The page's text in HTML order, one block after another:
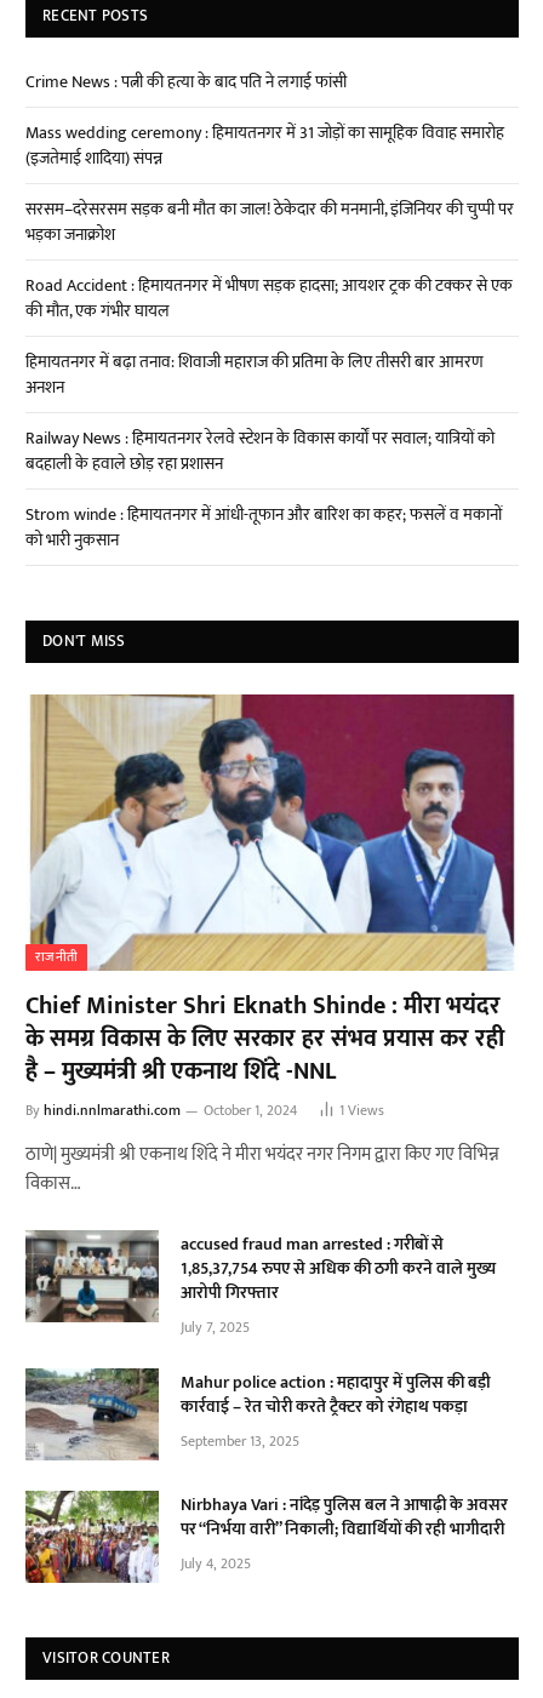
RECENT POSTS
Crime News : पत्नी की हत्या के बाद पति ने लगाई फांसी
Mass wedding ceremony : हिमायतनगर में 31 जोड़ों का सामूहिक विवाह समारोह
(इजतेमाई शादिया) संपन्न
सरसम–दरेसरसम सड़क बनी मौत का जाल! ठेकेदार की मनमानी, इंजिनियर की चुप्पी पर
भड़का जनाक्रोश
Road Accident : हिमायतनगर में भीषण सड़क हादसा; आयशर ट्रक की टक्कर से एक
की मौत, एक गंभीर घायल
हिमायतनगर में बढ़ा तनाव: शिवाजी महाराज की प्रतिमा के लिए तीसरी बार आमरण
अनशन
Railway News : हिमायतनगर रेलवे स्टेशन के विकास कार्यों पर सवाल; यात्रियों को
बदहाली के हवाले छोड़ रहा प्रशासन
Strom winde : हिमायतनगर में आंधी-तूफान और बारिश का कहर; फसलें व मकानों
को भारी नुकसान
DON'T MISS
राजनीती
Chief Minister Shri Eknath Shinde : मीरा भयंदर
के समग्र विकास के लिए सरकार हर संभव प्रयास कर रही
है – मुख्यमंत्री श्री एकनाथ शिंदे -NNL
Byhindi.nnlmarathi.com October 1, 2024 1Views
ठाणे| मुख्यमंत्री श्री एकनाथ शिंदे ने मीरा भयंदर नगर निगम द्वारा किए गए विभिन्न
विकास…
accused fraud man arrested : गरीबों से
1,85,37,754 रुपए से अधिक की ठगी करने वाले मुख्य
आरोपी गिरफ्तार
July 7, 2025
Mahur police action : महादापुर में पुलिस की बड़ी
कार्रवाई – रेत चोरी करते ट्रैक्टर को रंगेहाथ पकड़ा
September 13, 2025
Nirbhaya Vari : नांदेड़ पुलिस बल ने आषाढ़ी के अवसर
पर “निर्भया वारी” निकाली; विद्यार्थियों की रही भागीदारी
July 4, 2025
VISITOR COUNTER